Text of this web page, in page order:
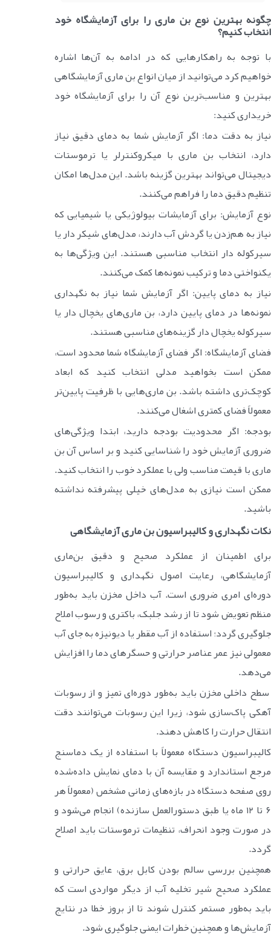
چگونه بهترین نوع بن ماری را برای آزمایشگاه خود
انتخاب کنیم؟
با توجه به راهکارهایی که در ادامه به آن‌ها اشاره
خواهیم کرد می‌توانید از میان انواع بن ماری آزمایشگاهی
بهترین و مناسب‌ترین نوع آن را برای آزمایشگاه خود
خریداری کنید:
نیاز به دقت دما: اگر آزمایش شما به دمای دقیق نیاز
دارد، انتخاب بن ماری با میکروکنترلر یا ترموستات
دیجیتال می‌تواند بهترین گزینه باشد. این مدل‌ها امکان
تنظیم دقیق دما را فراهم می‌کنند.
نوع آزمایش: برای آزمایشات بیولوژیکی یا شیمیایی که
نیاز به هم‌زدن یا گردش آب دارند، مدل‌های شیکر دار یا
سیرکوله دار انتخاب مناسبی هستند. این ویژگی‌ها به
یکنواختی دما و ترکیب نمونه‌ها کمک می‌کنند.
نیاز به دمای پایین: اگر آزمایش شما نیاز به نگهداری
نمونه‌ها در دمای پایین دارد، بن ماری‌های یخچال دار یا
سیرکوله یخچال دار گزینه‌های مناسبی هستند.
فضای آزمایشگاه: اگر فضای آزمایشگاه شما محدود است،
ممکن است بخواهید مدلی انتخاب کنید که ابعاد
کوچک‌تری داشته باشد. بن ماری‌هایی با ظرفیت پایین‌تر
معمولاً فضای کمتری اشغال می‌کنند.
بودجه: اگر محدودیت بودجه دارید، ابتدا ویژگی‌های
ضروری آزمایش خود را شناسایی کنید و بر اساس آن بن
ماری با قیمت مناسب ولی با عملکرد خوب را انتخاب کنید.
ممکن است نیازی به مدل‌های خیلی پیشرفته نداشته
باشید.
نکات نگهداری و کالیبراسیون بن ماری آزمایشگاهی
برای اطمینان از عملکرد صحیح و دقیق بن‌ماری
آزمایشگاهی، رعایت اصول نگهداری و کالیبراسیون
دوره‌ای امری ضروری است. آب داخل مخزن باید به‌طور
منظم تعویض شود تا از رشد جلبک، باکتری و رسوب املاح
جلوگیری گردد؛ استفاده از آب مقطر یا دیونیزه به جای آب
معمولی نیز عمر عناصر حرارتی و حسگرهای دما را افزایش
می‌دهد.
سطح داخلی مخزن باید به‌طور دوره‌ای تمیز و از رسوبات
آهکی پاک‌سازی شود، زیرا این رسوبات می‌توانند دقت
انتقال حرارت را کاهش دهند.
کالیبراسیون دستگاه معمولاً با استفاده از یک دماسنج
مرجع استاندارد و مقایسه آن با دمای نمایش داده‌شده
روی صفحه دستگاه در بازه‌های زمانی مشخص (معمولاً هر
۶ تا ۱۲ ماه یا طبق دستورالعمل سازنده) انجام می‌شود و
در صورت وجود انحراف، تنظیمات ترموستات باید اصلاح
گردد.
همچنین بررسی سالم بودن کابل برق، عایق حرارتی و
عملکرد صحیح شیر تخلیه آب از دیگر مواردی است که
باید به‌طور مستمر کنترل شوند تا از بروز خطا در نتایج
آزمایش‌ها و همچنین خطرات ایمنی جلوگیری شود.